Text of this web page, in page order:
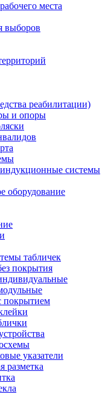
места
выборов
реабилитации)
и опоры
системы
оборудование
табличек
покрытия
покрытием
указатели
разметка